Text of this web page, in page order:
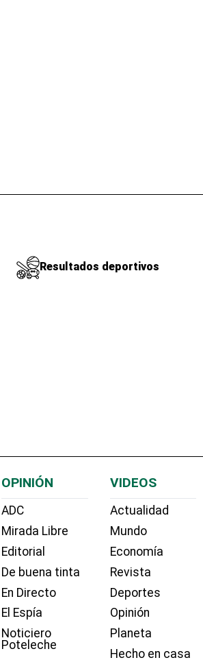
Resultados deportivos
OPINIÓN
ADC
Mirada Libre
Editorial
De buena tinta
En Directo
El Espía
Noticiero
Poteleche
VIDEOS
Actualidad
Mundo
Economía
Revista
Deportes
Opinión
Planeta
Hecho en casa